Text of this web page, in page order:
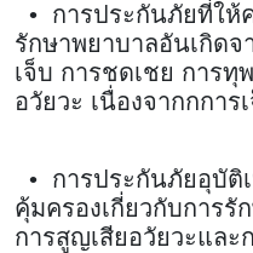
• การประกันภัยที่ให้
รักษาพยาบาลอันเกิดจ
เจ็บ การชดเชย การทุ
อวัยวะ เนื่องจากกการ
• การประกันภัยอุบัติ
คุ้มครองเกี่ยวกับการ
การสูญเสียอวัยวะแล